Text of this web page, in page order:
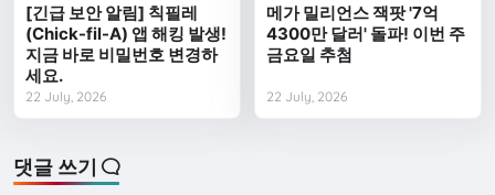
[긴급 보안 알림] 칙필레
(Chick-fil-A) 앱 해킹 발생!
지금 바로 비밀번호 변경하
세요.
22 July, 2026
메가 밀리언스 잭팟 '7억
4300만 달러' 돌파! 이번 주
금요일 추첨
22 July, 2026
댓글 쓰기